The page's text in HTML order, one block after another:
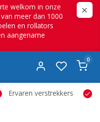
welkom in onze
meer dan 1000
en rollators
aangename
0
Ervaren verstrekkers